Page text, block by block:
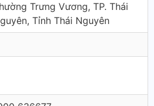
Trưng Vương, TP. Thái
Tỉnh Thái Nguyên